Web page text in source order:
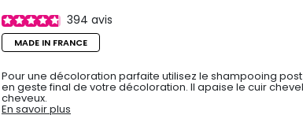
394 avis
MADE IN FRANCE
Pour une décoloration parfaite utilisez le shampooing
en geste final de votre décoloration. Il apaise le cuir
cheveux.
En savoir plus